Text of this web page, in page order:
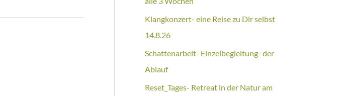
Klangkonzert- eine Reise zu Dir selbst
14.8.26
Schattenarbeit- Einzelbegleitung- der
Ablauf
Reset_Tages- Retreat in der Natur am